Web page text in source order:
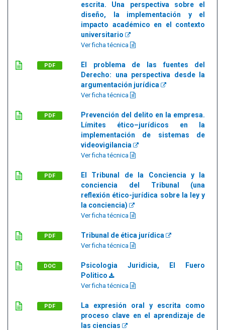
escrita. Una perspectiva sobre el
diseño, la implementación y el
impacto académico en el contexto
universitario
Ver ficha técnica
PDF
El problema de las fuentes del
Derecho: una perspectiva desde la
argumentación jurídica
Ver ficha técnica
PDF
Prevención del delito en la empresa.
Límites ético–jurídicos en la
implementación de sistemas de
videovigilancia
Ver ficha técnica
PDF
El Tribunal de la Conciencia y la
conciencia del Tribunal (una
reflexión ético-jurídica sobre la ley y
la conciencia)
Ver ficha técnica
PDF Tribunal de ética jurídica
Ver ficha técnica
DOC
Psicologia Juridicia, El Fuero
Politico
Ver ficha técnica
PDF
La expresión oral y escrita como
proceso clave en el aprendizaje de
las ciencias